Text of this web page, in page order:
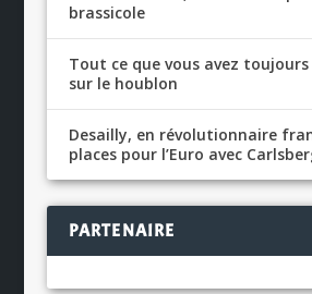
brassicole
Tout ce que vous avez
sur le houblon
Desailly, en révolutionnaire
places pour l’Euro avec
PARTENAIRE